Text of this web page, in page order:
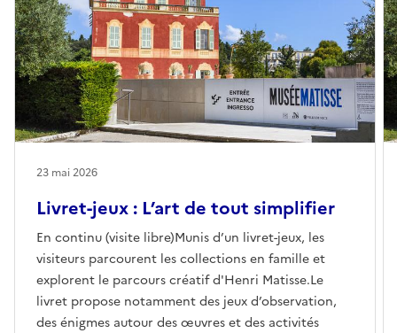
Livret-jeux : L’art de tout simplifier
En continu (visite libre)Munis d’un livret-jeux, les
visiteurs parcourent les collections en famille et
explorent le parcours créatif d'Henri Matisse.Le
livret propose notamment des jeux d’observation,
des énigmes autour des œuvres et des activités
23 mai 2026